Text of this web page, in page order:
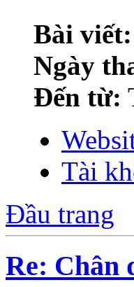
Bài viết:
Ngày
Đến từ:
Tài
Đầu trang
Re: Chân